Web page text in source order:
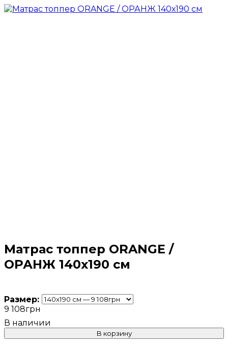
Матрас топпер ORANGE /
ОРАНЖ 140х190 см
Размер:
9 108грн
В корзину